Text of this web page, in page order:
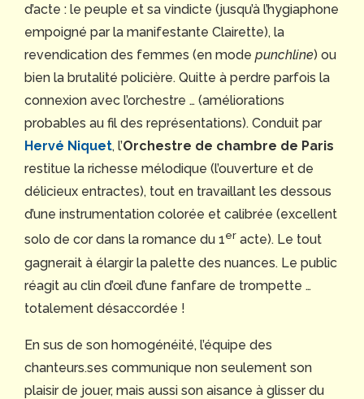
d’acte : le peuple et sa vindicte (jusqu’à l’hygiaphone
empoigné par la manifestante Clairette), la
revendication des femmes (en mode punchline) ou
bien la brutalité policière. Quitte à perdre parfois la
connexion avec l’orchestre … (améliorations
probables au fil des représentations). Conduit par
Hervé Niquet, l’Orchestre de chambre de Paris
restitue la richesse mélodique (l’ouverture et de
délicieux entractes), tout en travaillant les dessous
d’une instrumentation colorée et calibrée (excellent
solo de cor dans la romance du 1er acte). Le tout
gagnerait à élargir la palette des nuances. Le public
réagit au clin d’œil d’une fanfare de trompette …
totalement désaccordée !
En sus de son homogénéité, l’équipe des
chanteurs.ses communique non seulement son
plaisir de jouer, mais aussi son aisance à glisser du